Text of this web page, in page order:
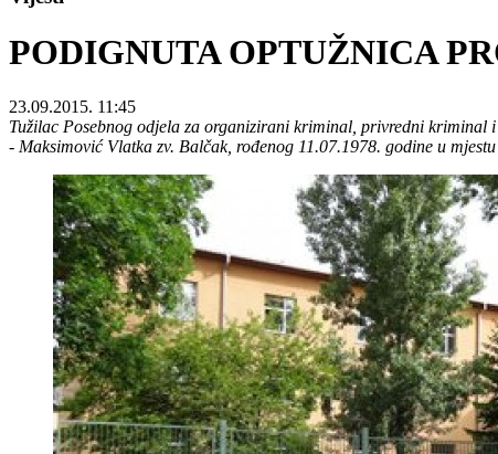
PODIGNUTA OPTUŽNICA
23.09.2015. 11:45
Tužilac Posebnog odjela za organizirani kriminal, privredni
- Maksimović Vlatka zv. Balčak, rođenog 11.07.1978. godine u